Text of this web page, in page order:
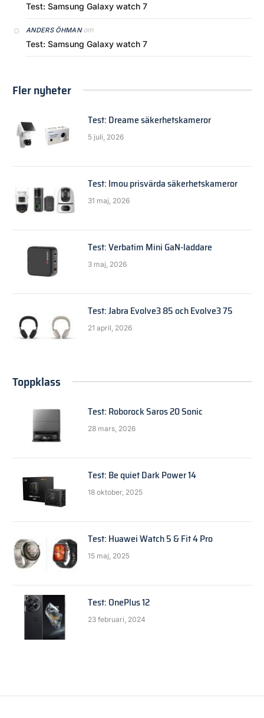
Test: Samsung Galaxy watch 7
ANDERS ÖHMANom
Test: Samsung Galaxy watch 7
Fler nyheter
Test: Dreame säkerhetskameror
5 juli, 2026
Test: Imou prisvärda säkerhetskameror
31 maj, 2026
Test: Verbatim Mini GaN-laddare
3 maj, 2026
Test: Jabra Evolve3 85 och Evolve3 75
21 april, 2026
Toppklass
Test: Roborock Saros 20 Sonic
28 mars, 2026
Test: Be quiet Dark Power 14
18 oktober, 2025
Test: Huawei Watch 5 & Fit 4 Pro
15 maj, 2025
Test: OnePlus 12
23 februari, 2024